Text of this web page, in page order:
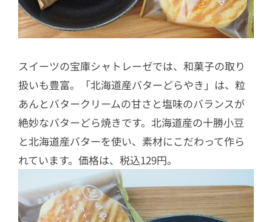
スイーツの宝庫シャトレーゼでは、和菓子の取り
扱いも豊富。「北海道産バターどらやき」は、粒
あんとバタークリームの甘さと塩味のバランスが
絶妙なバターどら焼きです。北海道産の十勝小豆
と北海道産バターを使い、素材にこだわって作ら
れています。価格は、税込129円。